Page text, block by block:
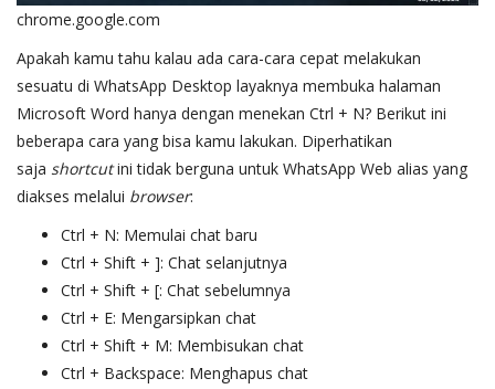
chrome.google.com
Apakah kamu tahu kalau ada cara-cara cepat melakukan
sesuatu di WhatsApp Desktop layaknya membuka halaman
Microsoft Word hanya dengan menekan Ctrl + N? Berikut ini
beberapa cara yang bisa kamu lakukan. Diperhatikan
saja shortcutini tidak berguna untuk WhatsApp Web alias yang
diakses melalui browser:
Ctrl + N: Memulai chat baru
Ctrl + Shift + ]: Chat selanjutnya
Ctrl + Shift + [: Chat sebelumnya
Ctrl + E: Mengarsipkan chat
Ctrl + Shift + M: Membisukan chat
Ctrl + Backspace: Menghapus chat